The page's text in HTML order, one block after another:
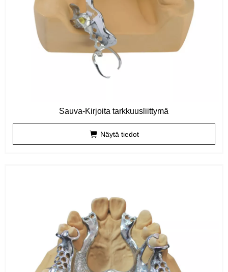
Sauva-Kirjoita tarkkuusliittymä
Näytä tiedot